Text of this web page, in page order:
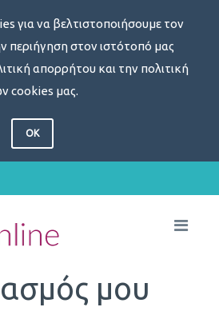
για να βελτιστοποιήσουμε τον
περιήγηση στον ιστότοπό μας
απορρήτου και την πολιτική
cookies μας.
OK
μου